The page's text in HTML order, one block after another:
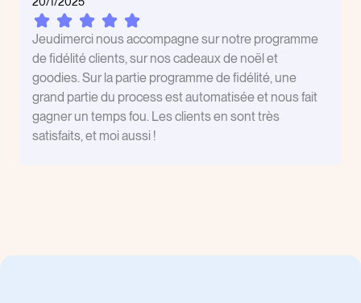
Jeudimerci nous accompagne sur notre programme
de fidélité clients, sur nos cadeaux de noël et
goodies. Sur la partie programme de fidélité, une
grand partie du process est automatisée et nous fait
gagner un temps fou. Les clients en sont très
satisfaits, et moi aussi !